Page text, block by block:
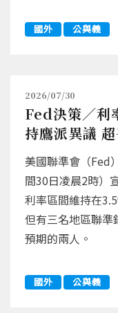
國外 公與義
2026/07/30
Fed決策／利
持鷹派異議
美國聯準會（Fed
間30日凌晨2時）
利率區間維持在
但有三名地區聯準
預期的兩人。
國外 公與義